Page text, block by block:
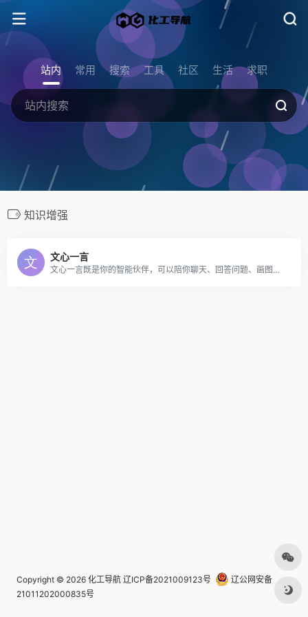
站内 常用 搜索 工具 社区 生活 求职
知识增强
文心一言
文心一言既是你的智能伙伴，可以陪你聊天、回答问题、画图识图；也是你的AI助手，可以提供灵感、撰写文案、阅读文档、智能翻译，帮你高效完成工作和学习任务。
Copyright © 2026 化工导航 辽ICP备2021009123号
辽公网安备
21011202000835号